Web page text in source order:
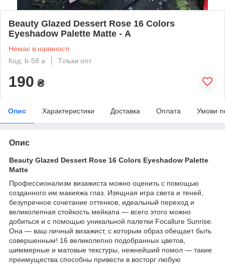
Beauty Glazed Dessert Rose 16 Colors
Eyeshadow Palette Matte - А
Немає в наявності
Код: b-58 a
Тільки опт
190 ₴
Опис Характеристики Доставка Оплата Умови
Опис
Beauty Glazed Dessert Rose 16 Colors Eyeshadow Palette
Matte
Профессионализм визажиста можно оценить с помощью
созданного им макияжа глаз. Изящная игра света и теней,
безупречное сочетание оттенков, идеальный переход и
великолепная стойкость мейкапа — всего этого можно
добиться и с помощью уникальной палетки Focallure Sunrise.
Она — ваш личный визажист, с которым образ обещает быть
совершенным! 16 великолепно подобранных цветов,
шиммерные и матовые текстуры, нежнейший помол — такие
преимущества способны привести в восторг любую